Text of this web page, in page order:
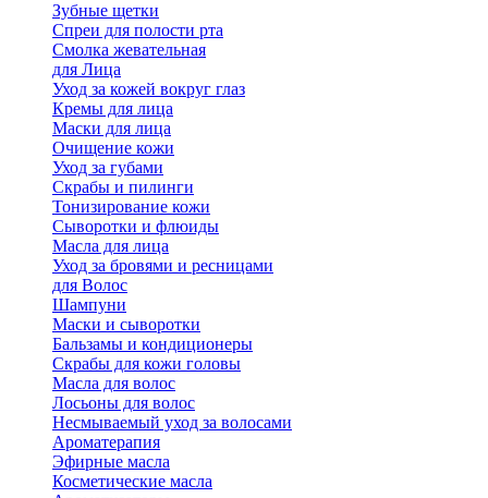
Зубные щетки
Спреи для полости рта
Смолка жевательная
для Лица
Уход за кожей вокруг глаз
Кремы для лица
Маски для лица
Очищение кожи
Уход за губами
Скрабы и пилинги
Тонизирование кожи
Сыворотки и флюиды
Масла для лица
Уход за бровями и ресницами
для Волос
Шампуни
Маски и сыворотки
Бальзамы и кондиционеры
Скрабы для кожи головы
Масла для волос
Лосьоны для волос
Несмываемый уход за волосами
Ароматерапия
Эфирные масла
Косметические масла